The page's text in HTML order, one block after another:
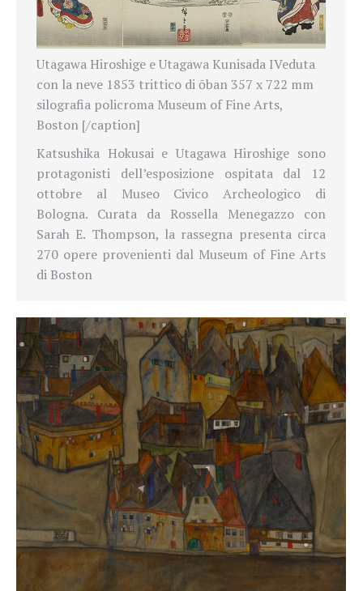
Utagawa Hiroshige e Utagawa Kunisada IVeduta
con la neve 1853 trittico di ōban 357 x 722 mm
silografia policroma Museum of Fine Arts,
Boston [/caption]
Katsushika Hokusai e Utagawa Hiroshige sono
protagonisti dell’esposizione ospitata dal 12
ottobre al Museo Civico Archeologico di
Bologna. Curata da Rossella Menegazzo con
Sarah E. Thompson, la rassegna presenta circa
270 opere provenienti dal Museum of Fine Arts
di Boston